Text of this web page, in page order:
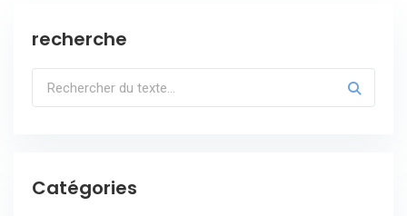
recherche
Catégories